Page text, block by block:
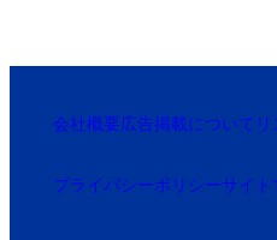
会社概要広告掲載について
プライバシーポリシーサイト